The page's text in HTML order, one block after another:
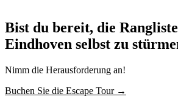
Bist du bereit, die
Eindhoven selbst zu
Nimm die Herausforderung an!
Buchen Sie die Escape Tour →